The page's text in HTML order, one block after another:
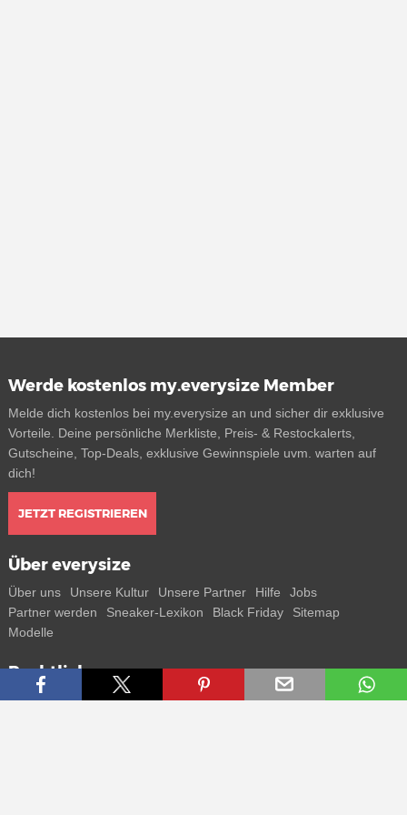
Werde kostenlos my.everysize Member
Melde dich kostenlos bei my.everysize an und sicher dir exklusive
Vorteile. Deine persönliche Merkliste, Preis- & Restockalerts,
Gutscheine, Top-Deals, exklusive Gewinnspiele uvm. warten auf
dich!
JETZT REGISTRIEREN
Über everysize
Über uns Unsere Kultur Unsere Partner Hilfe
Jobs
Partner werden
Sneaker-Lexikon Black Friday
Sitemap
Modelle
Rechtliches
AGB Datenschutz Impressum Kontakt